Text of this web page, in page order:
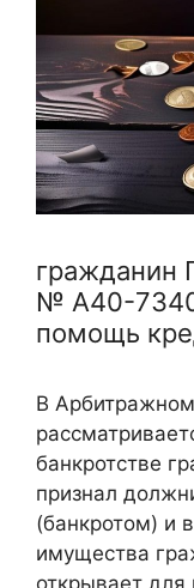
гражданин
№ А40-
помощь
В
банкротстве
признал
(банкротом) и
имущества